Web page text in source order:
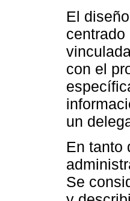
El
con el
un
En tanto
Se